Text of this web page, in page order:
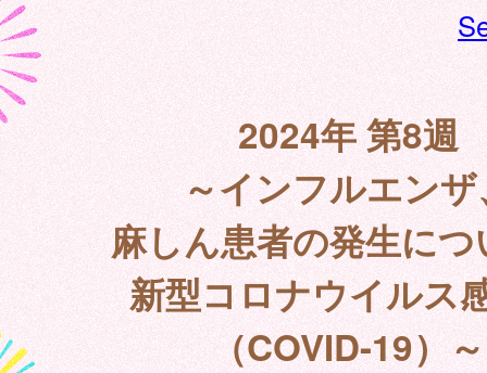
2024年 第8週
～インフルエンザ
麻しん患者の発生に
新型コロナウイルス
（COVID-19）～